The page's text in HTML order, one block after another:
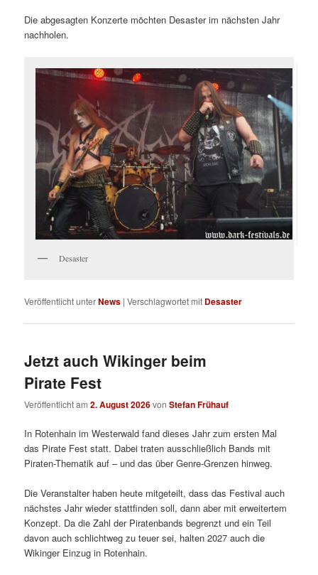
Die abgesagten Konzerte möchten Desaster im nächsten Jahr
nachholen.
Desaster
Veröffentlicht unterNews |Verschlagwortet mit Desaster
Jetzt auch Wikinger beim
Pirate Fest
Veröffentlicht am2. August 2026vonStefan Frühauf
In Rotenhain im Westerwald fand dieses Jahr zum ersten Mal
das Pirate Fest statt. Dabei traten ausschließlich Bands mit
Piraten-Thematik auf – und das über Genre-Grenzen hinweg.
Die Veranstalter haben heute mitgeteilt, dass das Festival auch
nächstes Jahr wieder stattfinden soll, dann aber mit erweitertem
Konzept. Da die Zahl der Piratenbands begrenzt und ein Teil
davon auch schlichtweg zu teuer sei, halten 2027 auch die
Wikinger Einzug in Rotenhain.